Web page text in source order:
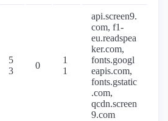
5
3
0
1
1
api.screen9.
com, f1-
eu.readspea
ker.com,
fonts.googl
eapis.com,
fonts.gstatic
.com,
qcdn.screen
9.com